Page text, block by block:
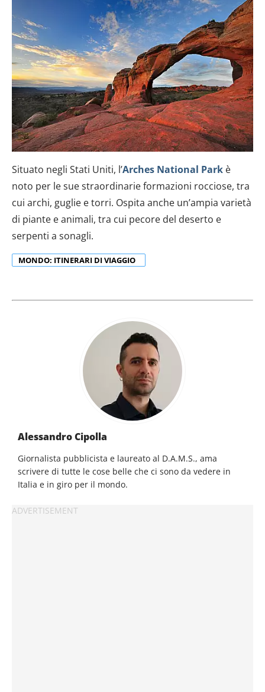
Situato negli Stati Uniti, l’Arches National Park è
noto per le sue straordinarie formazioni rocciose, tra
cui archi, guglie e torri. Ospita anche un’ampia varietà
di piante e animali, tra cui pecore del deserto e
serpenti a sonagli.
MONDO: ITINERARI DI VIAGGIO
Alessandro Cipolla
Giornalista pubblicista e laureato al D.A.M.S., ama
scrivere di tutte le cose belle che ci sono da vedere in
Italia e in giro per il mondo.